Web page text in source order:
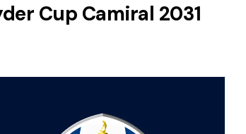
Cup Camiral 2031